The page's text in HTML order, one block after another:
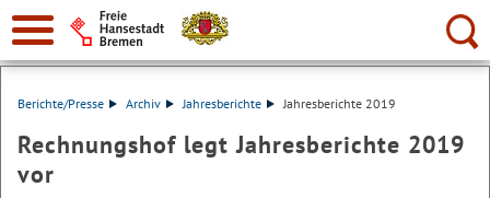
Suche:
Berichte/Presse Archiv Jahresberichte Jahresberichte 2019
Rechnungshof legt Jahresberichte 2019
vor